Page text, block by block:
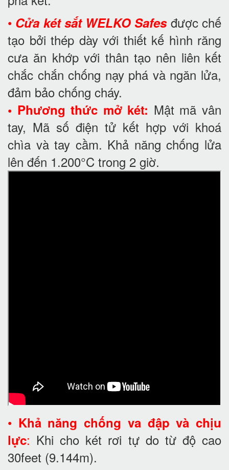
• Cửa két sắt WELKO Safesđược chế
tạo bởi thép dày với thiết kế hình răng
cưa ăn khớp với thân tạo nên liên kết
chắc chắn chống nạy phá và ngăn lửa,
đảm bảo chống cháy.
• Phương thức mở két: Mật mã vân
tay, Mã số điện tử kết hợp với khoá
chìa và tay cầm. Khả năng chống lửa
lên đến 1.200°C trong 2 giờ.
• Khả năng chống va đập và chịu
lực: Khi cho két rơi tự do từ độ cao
30feet (9.144m).